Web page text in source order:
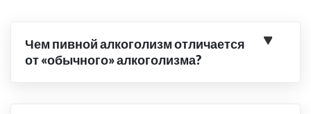
Чем пивной алкоголизм отличается
от «обычного» алкоголизма?